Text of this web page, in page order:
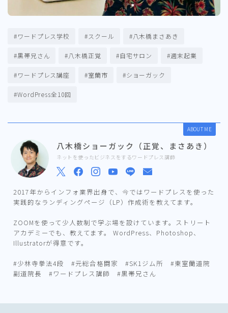
#ワードプレス学校 #スクール #八木橋まさあき
#黒帯兄さん #八木橋正覚 #自宅サロン #週末起業
#ワードプレス講座 #室蘭市 #ショーガック
#WordPress全10回
ABOUT ME
八木橋ショーガック（正覚、まさあき）
ネットを使ったビジネスをするワードプレス講師
2017年からインフォ業界出身で、今ではワードプレスを使った
実践的なランディングページ（LP）作成術を教えてます。
ZOOMを使って少人数制で学ぶ場を設けています。ストリート
アカデミーでも、教えてます。 WordPress、Photoshop、
Illustratorが得意です。
#少林寺拳法4段 #元総合格闘家 #SK1ジム所 #東室蘭道院
副道院長 #ワードプレス講師 #黒帯兄さん